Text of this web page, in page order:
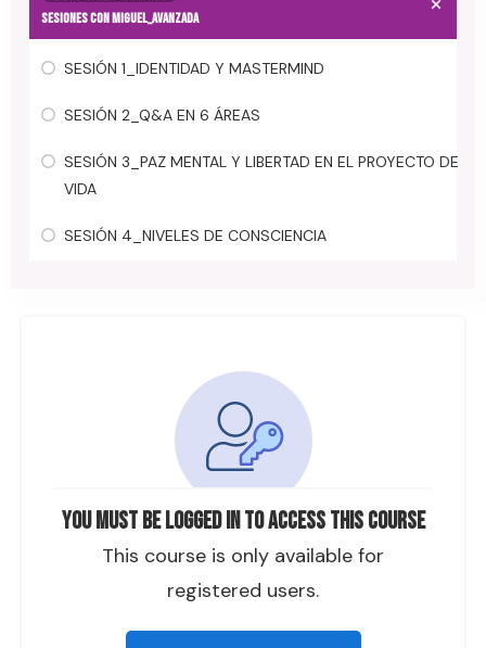
You must be logged in to access this course
This course is only available for
registered users.
SESIONES CON MIGUEL_AVANZADA
SESIÓN 1_IDENTIDAD Y MASTERMIND
SESIÓN 2_Q&A EN 6 ÁREAS
SESIÓN 3_PAZ MENTAL Y LIBERTAD EN EL PROYECTO DE
VIDA
SESIÓN 4_NIVELES DE CONSCIENCIA